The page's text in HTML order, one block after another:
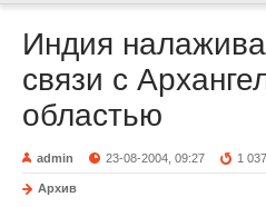
Индия
связи с
областью
admin 23-08-2004, 09:27 1 037
Архив